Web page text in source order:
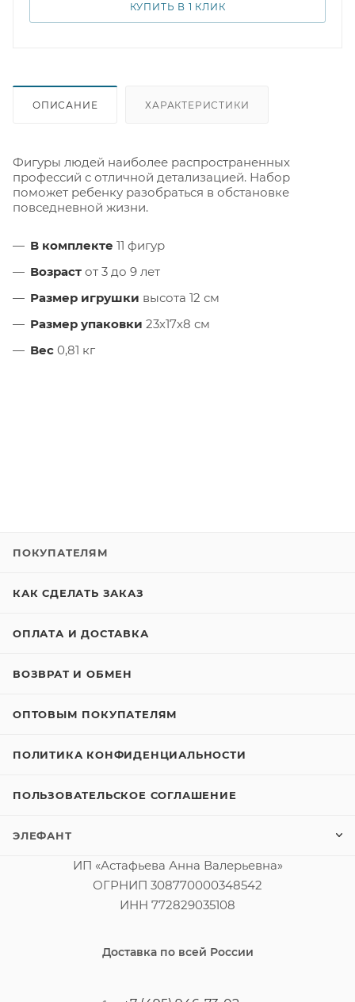
КУПИТЬ В 1 КЛИК
ОПИСАНИЕ ХАРАКТЕРИСТИКИ
Фигуры людей наиболее распространенных
профессий с отличной детализацией. Набор
поможет ребенку разобраться в обстановке
повседневной жизни.
В комплекте 11 фигур
Возраст от 3 до 9 лет
Размер игрушки высота 12 см
Размер упаковки 23х17х8 см
Вес 0,81 кг
ПОКУПАТЕЛЯМ
КАК СДЕЛАТЬ ЗАКАЗ
ОПЛАТА И ДОСТАВКА
ВОЗВРАТ И ОБМЕН
ОПТОВЫМ ПОКУПАТЕЛЯМ
ПОЛИТИКА КОНФИДЕНЦИАЛЬНОСТИ
ПОЛЬЗОВАТЕЛЬСКОЕ СОГЛАШЕНИЕ
ЭЛЕФАНТ
ИП «Астафьева Анна Валерьевна»
ОГРНИП 308770000348542
ИНН 772829035108
Доставка по всей России